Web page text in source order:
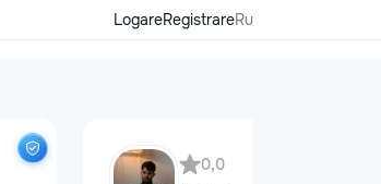
LogareRegistrareRu
0,0